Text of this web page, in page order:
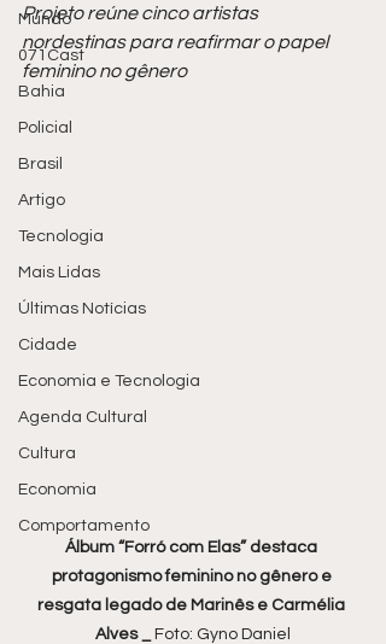
Mundo
071Cast
Bahia
Policial
Brasil
Artigo
Tecnologia
Mais Lidas
Últimas Notícias
Cidade
Economia e Tecnologia
Agenda Cultural
Cultura
Economia
Comportamento
Projeto reúne cinco artistas
nordestinas para reafirmar o papel
feminino no gênero
Álbum “Forró com Elas” destaca
protagonismo feminino no gênero e
resgata legado de Marinês e Carmélia
Alves _
Foto: Gyno Daniel